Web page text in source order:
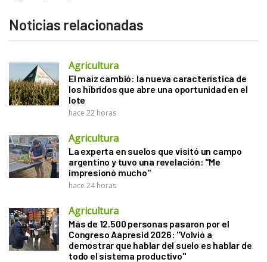
Noticias relacionadas
Agricultura
El maíz cambió: la nueva característica de
los híbridos que abre una oportunidad en el
lote
hace 22 horas
Agricultura
La experta en suelos que visitó un campo
argentino y tuvo una revelación: "Me
impresionó mucho"
hace 24 horas
Agricultura
Más de 12.500 personas pasaron por el
Congreso Aapresid 2026: "Volvió a
demostrar que hablar del suelo es hablar de
todo el sistema productivo"